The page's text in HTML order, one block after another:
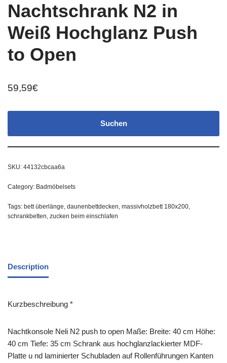
Nachtschrank N2 in
Weiß Hochglanz Push
to Open
59,59€
Suchen
SKU: 44132cbcaa6a
Category: Badmöbelsets
Tags: bett überlänge, daunenbettdecken, massivholzbett 180x200,
schrankbetten, zucken beim einschlafen
Description
Kurzbeschreibung *
Nachtkonsole Neli N2 push to open Maße: Breite: 40 cm Höhe:
40 cm Tiefe: 35 cm Schrank aus hochglanzlackierter MDF-
Platte u nd laminierter Schubladen auf Rollenführungen Kanten